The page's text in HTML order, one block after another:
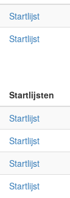
Startlijst
Startlijst
Startlijsten
Startlijst
Startlijst
Startlijst
Startlijst